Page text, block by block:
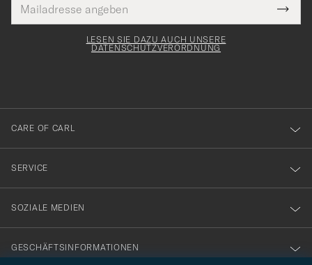
Mail
Adresse
Tack
för
dig
till
vårt
nyhetsbrev!
LESEN SIE DAZU AUCH UNSERE
DATENSCHUTZVERORDNUNG
CARE OF CARL
SERVICE
SOZIALE MEDIEN
GESCHÄFTSINFORMATIONEN